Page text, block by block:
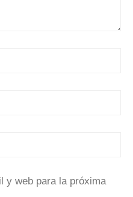
y web para la próxima